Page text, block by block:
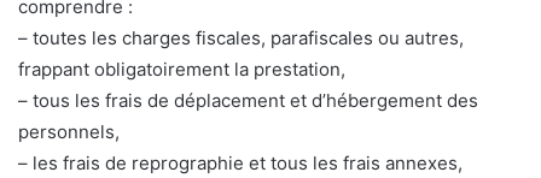
comprendre :
– toutes les charges fiscales, parafiscales ou autres,
frappant obligatoirement la prestation,
– tous les frais de déplacement et d’hébergement des
personnels,
– les frais de reprographie et tous les frais annexes,